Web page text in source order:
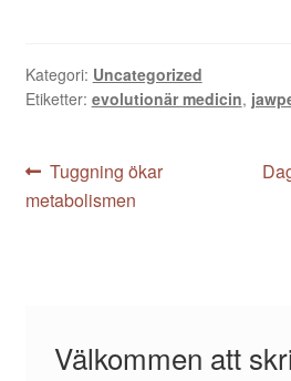
Kategori: Uncategorized
Etiketter: evolutionär medicin,
Föregående
inlägg:
Tuggning ökar
metabolismen
Välkommen att